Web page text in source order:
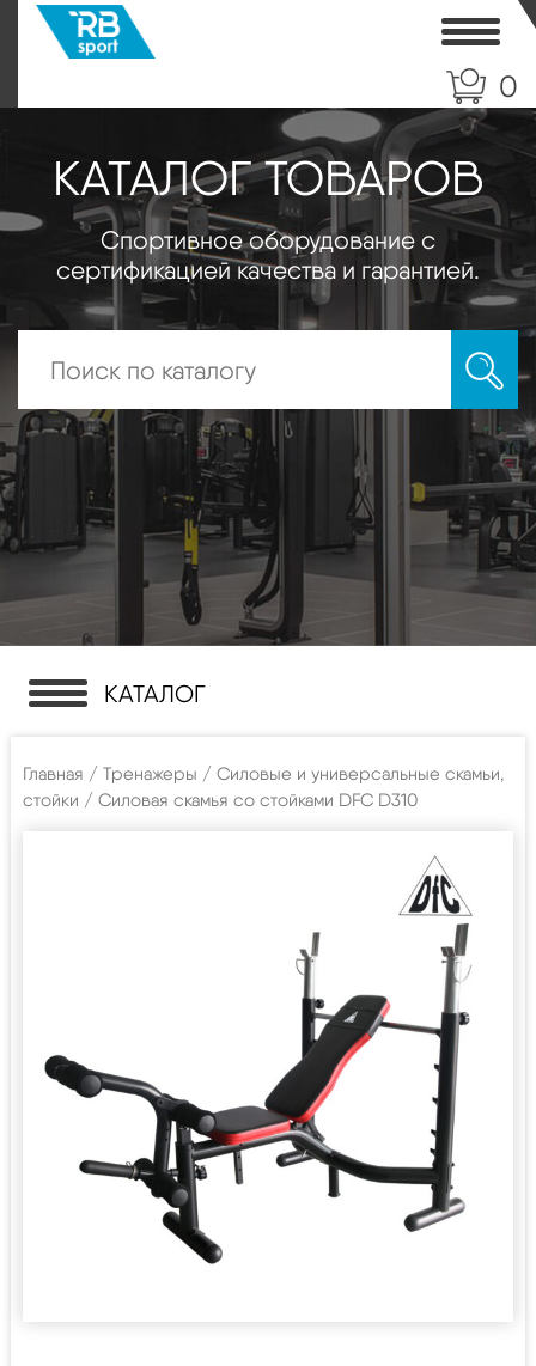
0
КАТАЛОГ ТОВАРОВ
Спортивное оборудование с
сертификацией качества и гарантией.
КАТАЛОГ
Главная / Тренажеры / Силовые и универсальные скамьи,
стойки / Силовая скамья со стойками DFC D310